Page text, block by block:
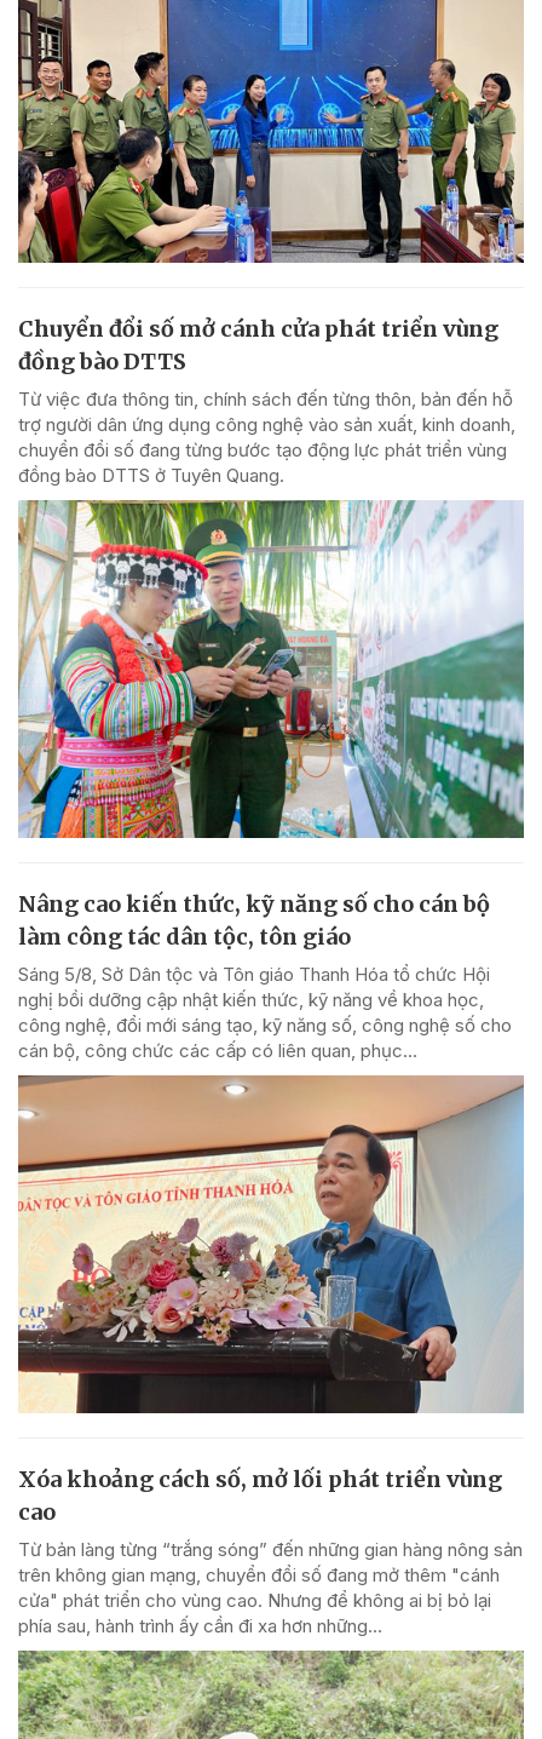
Chuyển đổi số mở cánh cửa phát triển vùng
đồng bào DTTS
Từ việc đưa thông tin, chính sách đến từng thôn, bản đến hỗ
trợ người dân ứng dụng công nghệ vào sản xuất, kinh doanh,
chuyển đổi số đang từng bước tạo động lực phát triển vùng
đồng bào DTTS ở Tuyên Quang.
Nâng cao kiến thức, kỹ năng số cho cán bộ
làm công tác dân tộc, tôn giáo
Sáng 5/8, Sở Dân tộc và Tôn giáo Thanh Hóa tổ chức Hội
nghị bồi dưỡng cập nhật kiến thức, kỹ năng về khoa học,
công nghệ, đổi mới sáng tạo, kỹ năng số, công nghệ số cho
cán bộ, công chức các cấp có liên quan, phục...
Xóa khoảng cách số, mở lối phát triển vùng
cao
Từ bản làng từng “trắng sóng” đến những gian hàng nông sản
trên không gian mạng, chuyển đổi số đang mở thêm "cánh
cửa" phát triển cho vùng cao. Nhưng để không ai bị bỏ lại
phía sau, hành trình ấy cần đi xa hơn những...